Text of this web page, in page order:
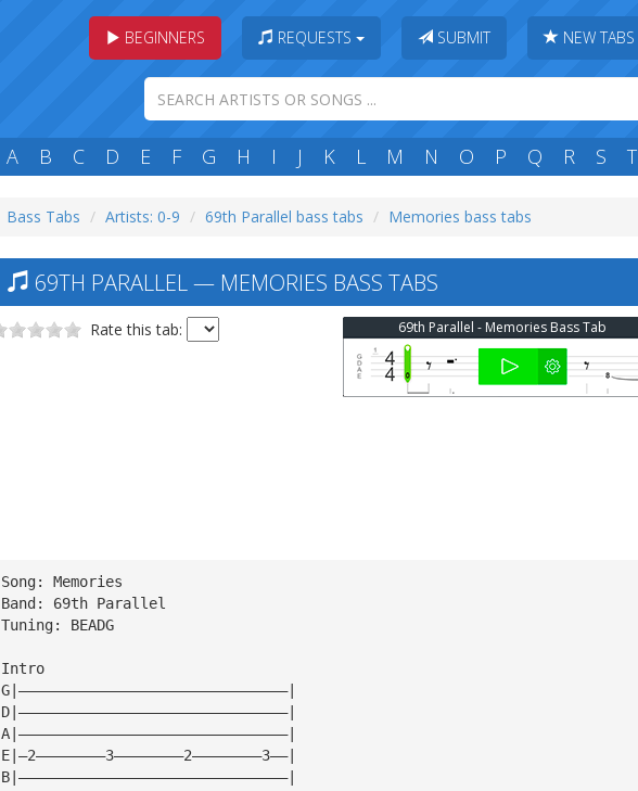
BEGINNERS REQUESTS SUBMIT NEW TABS
A B C D E F G H I J K L M N O P Q R S T
Bass Tabs Artists: 0-9 69th Parallel bass tabs Memories bass tabs
69TH PARALLEL — MEMORIES BASS TABS
Rate this tab: 69th Parallel - Memories Bass Tab
Song: Memories
Band: 69th Parallel
Tuning: BEADG
Intro
G|———————————————————————————————|
D|———————————————————————————————|
A|———————————————————————————————|
E|—2————————3————————2————————3——|
B|———————————————————————————————|